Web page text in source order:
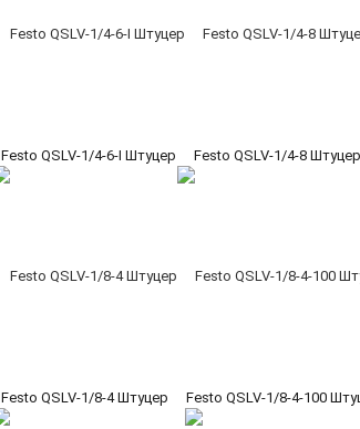
Festo QSLV-1/4-6-I Штуцер Festo QSLV-1/4-8 Штуцер
Festo QSLV-1/8-4 Штуцер Festo QSLV-1/8-4-100